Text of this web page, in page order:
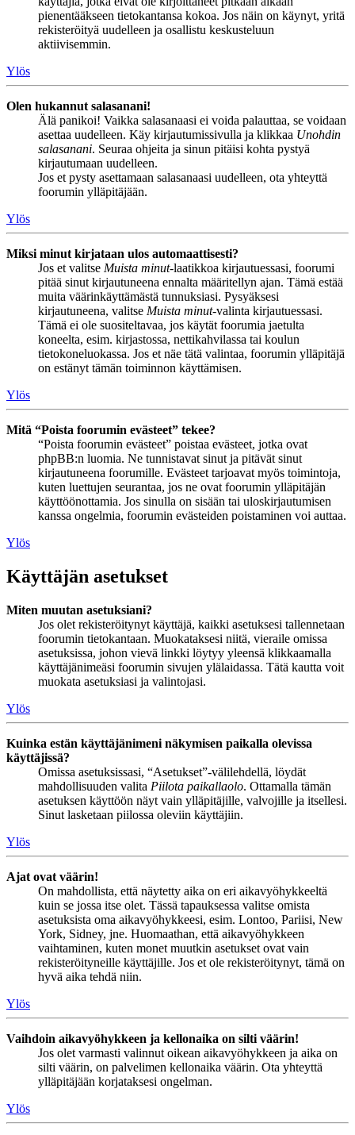
pienentääkseen tietokantansa kokoa. Jos näin on käynyt, yritä
rekisteröityä uudelleen ja osallistu keskusteluun
aktiivisemmin.
Ylös
Olen hukannut salasanani!
Älä panikoi! Vaikka salasanaasi ei voida palauttaa, se voidaan
asettaa uudelleen. Käy kirjautumissivulla ja klikkaa Unohdin
salasanani. Seuraa ohjeita ja sinun pitäisi kohta pystyä
kirjautumaan uudelleen.
Jos et pysty asettamaan salasanaasi uudelleen, ota yhteyttä
foorumin ylläpitäjään.
Ylös
Miksi minut kirjataan ulos automaattisesti?
Jos et valitse Muista minut-laatikkoa kirjautuessasi, foorumi
pitää sinut kirjautuneena ennalta määritellyn ajan. Tämä estää
muita väärinkäyttämästä tunnuksiasi. Pysyäksesi
kirjautuneena, valitse Muista minut-valinta kirjautuessasi.
Tämä ei ole suositeltavaa, jos käytät foorumia jaetulta
koneelta, esim. kirjastossa, nettikahvilassa tai koulun
tietokoneluokassa. Jos et näe tätä valintaa, foorumin ylläpitäjä
on estänyt tämän toiminnon käyttämisen.
Ylös
Mitä “Poista foorumin evästeet” tekee?
“Poista foorumin evästeet” poistaa evästeet, jotka ovat
phpBB:n luomia. Ne tunnistavat sinut ja pitävät sinut
kirjautuneena foorumille. Evästeet tarjoavat myös toimintoja,
kuten luettujen seurantaa, jos ne ovat foorumin ylläpitäjän
käyttöönottamia. Jos sinulla on sisään tai uloskirjautumisen
kanssa ongelmia, foorumin evästeiden poistaminen voi auttaa.
Ylös
Käyttäjän asetukset
Miten muutan asetuksiani?
Jos olet rekisteröitynyt käyttäjä, kaikki asetuksesi tallennetaan
foorumin tietokantaan. Muokataksesi niitä, vieraile omissa
asetuksissa, johon vievä linkki löytyy yleensä klikkaamalla
käyttäjänimeäsi foorumin sivujen ylälaidassa. Tätä kautta voit
muokata asetuksiasi ja valintojasi.
Ylös
Kuinka estän käyttäjänimeni näkymisen paikalla olevissa
käyttäjissä?
Omissa asetuksissasi, “Asetukset”-välilehdellä, löydät
mahdollisuuden valita Piilota paikallaolo. Ottamalla tämän
asetuksen käyttöön näyt vain ylläpitäjille, valvojille ja itsellesi.
Sinut lasketaan piilossa oleviin käyttäjiin.
Ylös
Ajat ovat väärin!
On mahdollista, että näytetty aika on eri aikavyöhykkeeltä
kuin se jossa itse olet. Tässä tapauksessa valitse omista
asetuksista oma aikavyöhykkeesi, esim. Lontoo, Pariisi, New
York, Sidney, jne. Huomaathan, että aikavyöhykkeen
vaihtaminen, kuten monet muutkin asetukset ovat vain
rekisteröityneille käyttäjille. Jos et ole rekisteröitynyt, tämä on
hyvä aika tehdä niin.
Ylös
Vaihdoin aikavyöhykkeen ja kellonaika on silti väärin!
Jos olet varmasti valinnut oikean aikavyöhykkeen ja aika on
silti väärin, on palvelimen kellonaika väärin. Ota yhteyttä
ylläpitäjään korjataksesi ongelman.
Ylös